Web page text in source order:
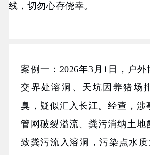
线，切勿心存侥幸。
案例一：2026年3月1日，户
交界处溶洞、天坑因养猪场
臭，疑似汇入长江。经查，涉
管网破裂溢流、粪污消纳土地
致粪污流入溶洞，污染点水质